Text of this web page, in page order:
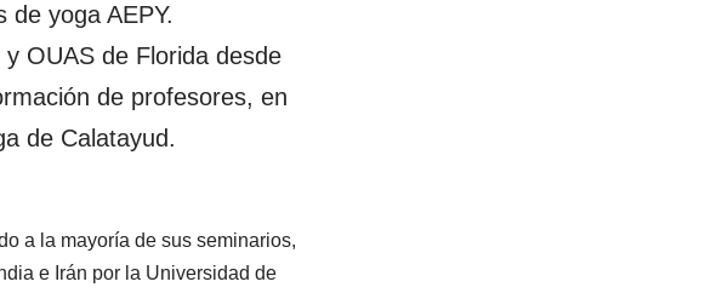
de yoga AEPY.
OUAS de Florida desde
de profesores, en
de Calatayud.
a la mayoría de sus seminarios,
e Irán por la Universidad de